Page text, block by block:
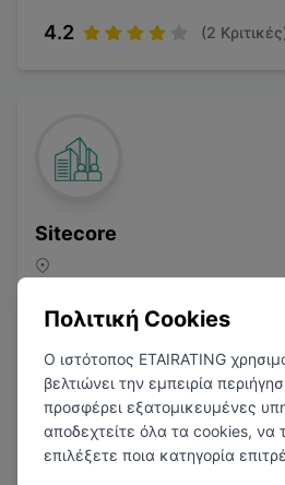
4.2 (2
Sitecore
Πολιτική Cookies
Ο ιστότοπος ETAIRATING
βελτιώνει την εμπειρία
προσφέρει εξατομικευμένες
αποδεχτείτε όλα τα cookies, να
επιλέξετε ποια κατηγορία